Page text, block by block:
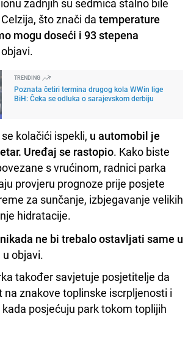
što znači da temperature
mogu doseći i 93 stepena
TRENDING
Poznata četiri termina drugog kola WWin lige
BiH: Čeka se odluka o sarajevskom derbiju
kolačići ispekli, u automobil je
Uređaj se rastopio. Kako biste
s vrućinom, radnici parka
provjeru prognoze prije posjete
za sunčanje, izbjegavanje velikih
hidratacije.
ne bi trebalo ostavljati same u
u objavi.
također savjetuje posjetitelje da
znakove toplinske iscrpljenosti i
posjećuju park tokom toplijih